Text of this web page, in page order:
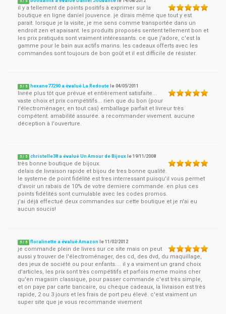
5 / 5
il y a tellement de points positifs à exprimer sur la
boutique en ligne daniel jouvence. je dirais même que tout y est
parait. lorsque je la visite, je me sens comme transportée dans un
endroit zen et apaisant. les produits proposés sentent tellement bon et
les prix pratiqués sont vraiment intéressants. ce que j'adore, c'est la
gamme pour le bain aux actifs marins. les cadeaux offerts avec les
commandes sont toujours de bon goût et il est difficile de résister.
5 / 5 hexane77290 a évalué La Redoute le04/05/2011
livrée plus tôt que prévue et entièrement satisfaite...
vaste choix et prix compétitifs... rien que du bon (pour
l'électroménager, en tout cas) emballage parfait et livreur très
compétent. amabilité assurée. a recommander vivement. aucune
déception à l'ouverture.
5 / 5 christelle38 a évalué Un Amour de Bijoux le19/11/2008
très bonne boutique de bijoux.
delais de livraison rapide et bijou de tres bonne qualité.
le systeme de point fidélité est tres interressant puisqu'il vous permet
d'avoir un rabais de 10% de votre derniere commande. en plus ces
points fidélités sont cumulable avec les codes promos.
j'ai déjà effectué deux commandes sur cette boutique et je n'ai eu
aucun soucis!
5 / 5 floralinette a évalué Amazon le11/02/2012
je commande plein de livres sur ce site mais on peut
aussi y trouver de l'électroménager, des cd, des dvd, du maquillage,
des jeux de société ou pour enfants.... il y a vraiment un grand choix
d'articles, les prix sont très compétitifs et parfois meme moins cher
qu'en magasin classique, pour passer commande c'est très simple,
et on paye par carte bancaire, ou cheque cadeaux, la livraison est très
rapide, 2 ou 3 jours et les frais de port peu élevé. c'est vraiment un
super site que je vous recommande vivement